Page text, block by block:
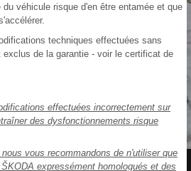
véhicule risque d'en être entamée et que
techniques effectuées sans
exclus de la garantie - voir le certificat de
effectuées incorrectement sur
des dysfonctionnements risque
vous recommandons de n'utiliser que
expressément homologués et des